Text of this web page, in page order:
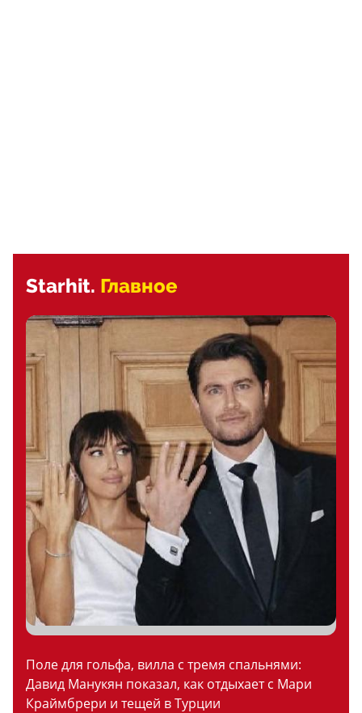
Starhit. Главное
Поле для гольфа, вилла с тремя спальнями:
Давид Манукян показал, как отдыхает с Мари
Краймбрери и тещей в Турции